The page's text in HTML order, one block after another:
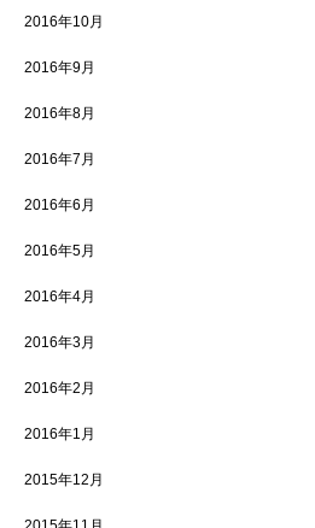
2016年10月
2016年9月
2016年8月
2016年7月
2016年6月
2016年5月
2016年4月
2016年3月
2016年2月
2016年1月
2015年12月